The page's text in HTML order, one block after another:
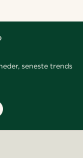
seneste trends